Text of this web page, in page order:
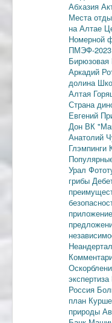
Абхазия
Места
на Алтае
Номерной
ПМЭФ-2023
Бирюзовая
Аркадий
долина
Алтая
Страна
Евгений
Дон ВК
Анатолий
Глэмпинги
Урал
грибы
приложение
экспертиза
Россия
план
природы